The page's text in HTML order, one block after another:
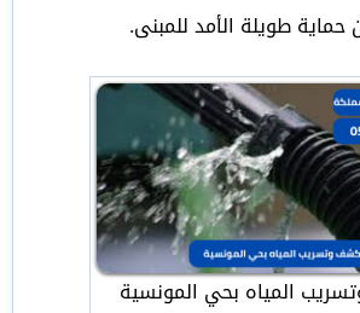
حماية طويلة الأمد للمبنى.
المياه بحي المونسية